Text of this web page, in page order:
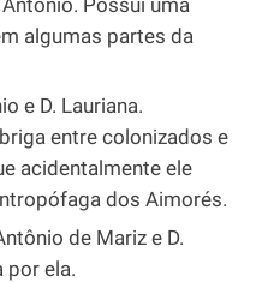
Antônio. Possui uma
algumas partes da
e D. Lauriana.
entre colonizados e
acidentalmente ele
dos Aimorés.
de Mariz e D.
por ela.